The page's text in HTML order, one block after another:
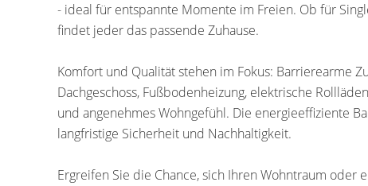
- ideal für entspannte Momente im Freien. Ob für
findet jeder das passende Zuhause.
Komfort und Qualität stehen im Fokus: Barrierearme
Dachgeschoss, Fußbodenheizung, elektrische
und angenehmes Wohngefühl. Die energieeffiziente
langfristige Sicherheit und Nachhaltigkeit.
Ergreifen Sie die Chance, sich Ihren Wohntraum oder